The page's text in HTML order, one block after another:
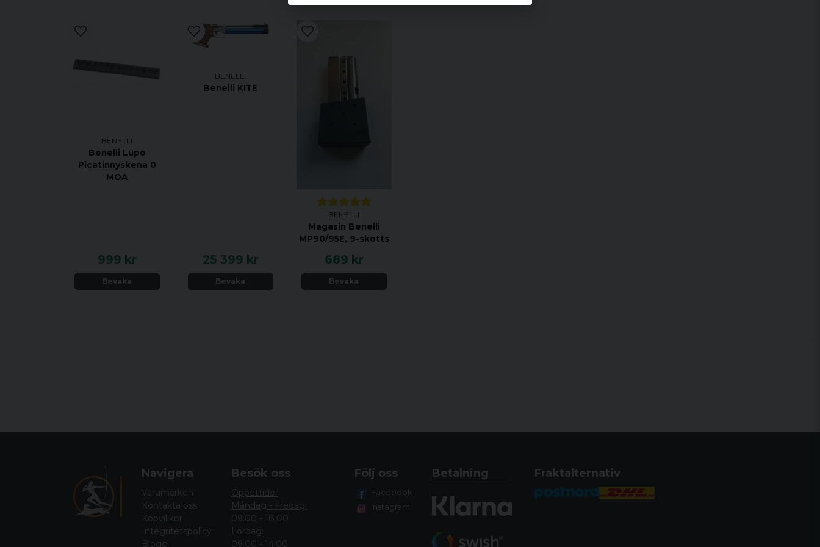
BENELLI
Benelli Lupo
Picatinnyskena 0
MOA
999 kr
Bevaka
BENELLI
Benelli KITE
25 399 kr
Bevaka
BENELLI
Magasin Benelli
MP90/95E, 9-skotts
689 kr
Bevaka
Navigera
Varumärken
Kontakta oss
Köpvillkor
Integritetspolicy
Blogg
Besök oss
Öppettider
Måndag - Fredag:
09.00 - 18.00
Lördag:
09.00 - 14.00
Följ oss
Facebook
Instagram
Betalning Fraktalternativ